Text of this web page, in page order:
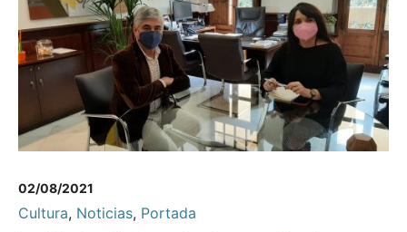
02/08/2021
Cultura, Noticias, Portada